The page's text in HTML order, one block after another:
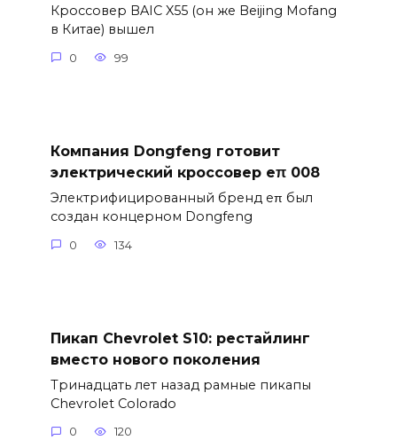
Кроссовер BAIC X55 (он же Beijing Mofang
в Китае) вышел
0 99
Компания Dongfeng готовит
электрический кроссовер eπ 008
Электрифицированный бренд eπ был
создан концерном Dongfeng
0 134
Пикап Chevrolet S10: рестайлинг
вместо нового поколения
Тринадцать лет назад рамные пикапы
Chevrolet Colorado
0 120